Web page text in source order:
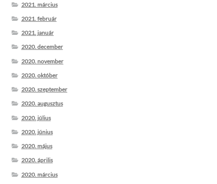
2021. március
2021. február
2021. január
2020. december
2020. november
2020. október
2020. szeptember
2020. augusztus
2020. július
2020. június
2020. május
2020. április
2020. március